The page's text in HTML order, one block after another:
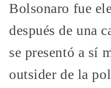
Bolsonaro fue
después de una
se presentó a sí
outsider de la